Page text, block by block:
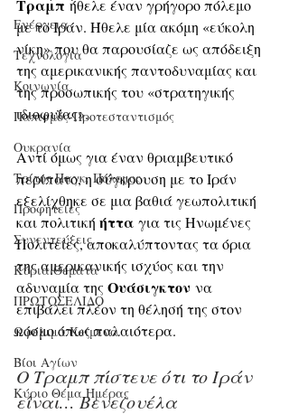
Ενέργεια
Τεχνολογία
Κοινωνία
Παπισμός-Προτεσταντισμός
Ουκρανία
Τρίτος Παγκ. Πόλεμος
Προφητείες
Συνεντεύξεις
Κύρια Θέματα
ΠΡΩΤΟΣΕΛΙΔΟ
Ωφέλιμα Κείμενα
Βίοι Αγίων
Κύριο Θέμα Ημέρας
Τραμπ ήθελε έναν γρήγορο πόλεμο
με το Ιράν. Ήθελε μία ακόμη «εύκολη
νίκη» που θα παρουσίαζε ως απόδειξη
της αμερικανικής παντοδυναμίας και
της προσωπικής του «στρατηγικής
ιδιοφυΐας».
Αντί όμως για έναν θριαμβευτικό
περίπατο, η σύγκρουση με το Ιράν
εξελίχθηκε σε μια βαθιά γεωπολιτική
και πολιτική ήττα για τις Ηνωμένες
Πολιτείες, αποκαλύπτοντας τα όρια
της αμερικανικής ισχύος και την
αδυναμία της Ουάσιγκτον να
επιβάλει πλέον τη θέλησή της στον
κόσμο όπως παλαιότερα.
Ο Τραμπ πίστευε ότι το Ιράν
είναι… Βενεζουέλα